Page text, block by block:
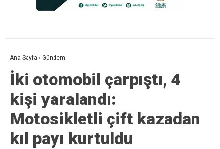
Ana Sayfa › Gündem
İki otomobil çarpıştı, 4
kişi yaralandı:
Motosikletli çift kazadan
kıl payı kurtuldu